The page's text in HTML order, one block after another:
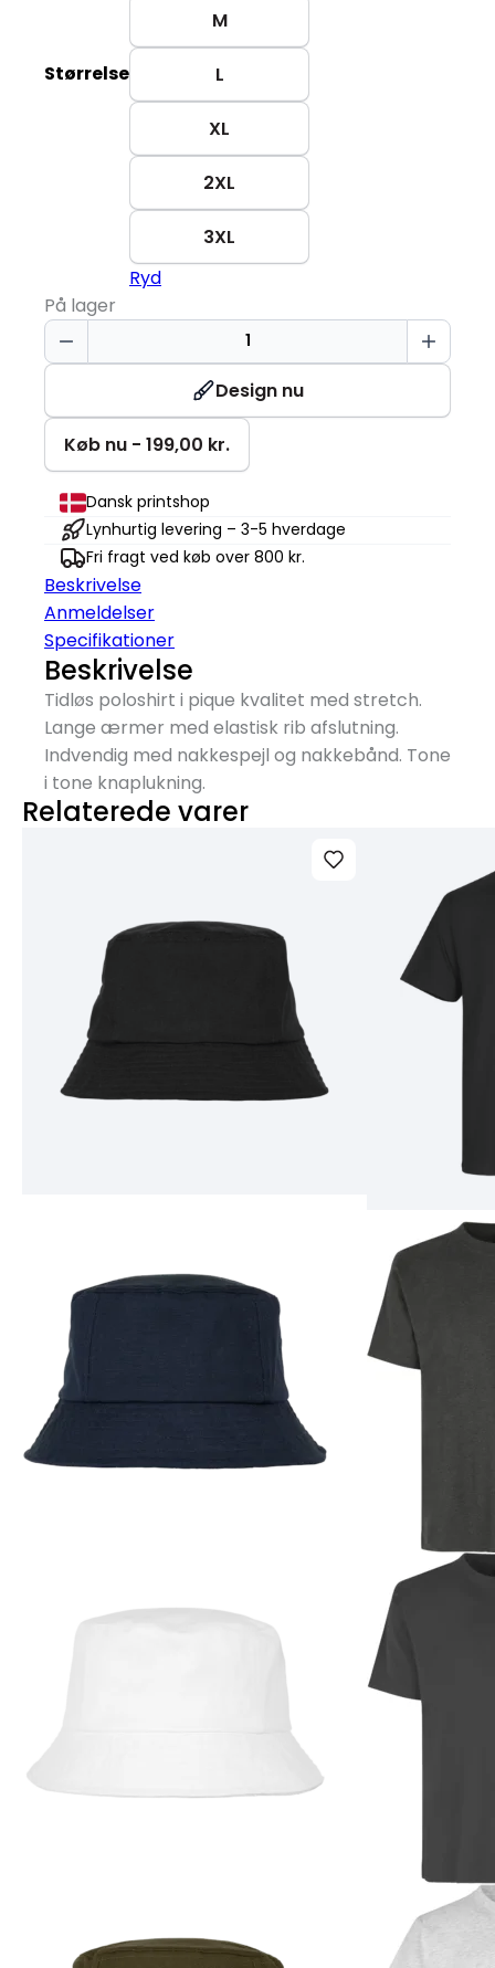
Størrelse
M
L
XL
2XL
3XL
Ryd
På lager
Langærmet
Poloshirt
Dame
antal
Design nu
Køb nu - 199,00 kr.
Dansk printshop
Lynhurtig levering – 3-5 hverdage
Fri fragt ved køb over 800 kr.
Beskrivelse
Anmeldelser
Specifikationer
Beskrivelse
Tidløs poloshirt i pique kvalitet med stretch.
Lange ærmer med elastisk rib afslutning.
Indvendig med nakkespejl og nakkebånd. Tone
i tone knaplukning.
Relaterede varer